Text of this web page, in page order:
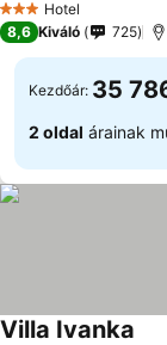
3 Kategória
Hotel
8,6 Kiváló 725
Kezdőár: 35
2 oldal árainak
Villa Ivanka